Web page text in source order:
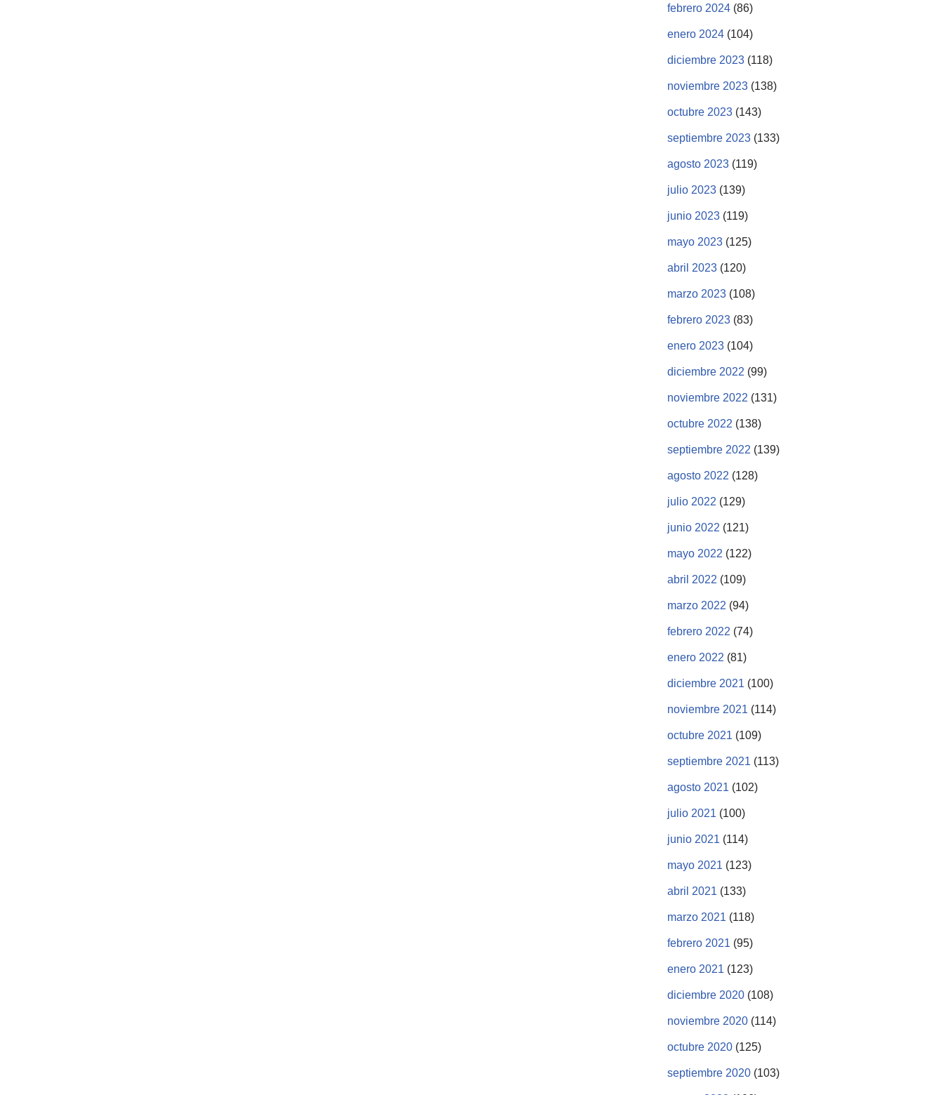
febrero 2024 (86)
enero 2024 (104)
diciembre 2023 (118)
noviembre 2023 (138)
octubre 2023 (143)
septiembre 2023 (133)
agosto 2023 (119)
julio 2023 (139)
junio 2023 (119)
mayo 2023 (125)
abril 2023 (120)
marzo 2023 (108)
febrero 2023 (83)
enero 2023 (104)
diciembre 2022 (99)
noviembre 2022 (131)
octubre 2022 (138)
septiembre 2022 (139)
agosto 2022 (128)
julio 2022 (129)
junio 2022 (121)
mayo 2022 (122)
abril 2022 (109)
marzo 2022 (94)
febrero 2022 (74)
enero 2022 (81)
diciembre 2021 (100)
noviembre 2021 (114)
octubre 2021 (109)
septiembre 2021 (113)
agosto 2021 (102)
julio 2021 (100)
junio 2021 (114)
mayo 2021 (123)
abril 2021 (133)
marzo 2021 (118)
febrero 2021 (95)
enero 2021 (123)
diciembre 2020 (108)
noviembre 2020 (114)
octubre 2020 (125)
septiembre 2020 (103)